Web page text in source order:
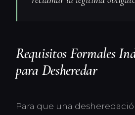
Requisitos Formales
para Desheredar
Para que una